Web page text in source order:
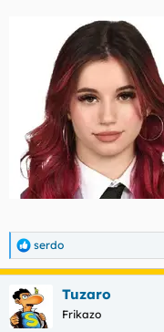
R
e
a
c
c
i
serdo
Tuzaro
Frikazo